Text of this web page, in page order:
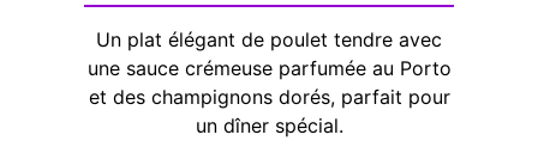
Un plat élégant de poulet tendre avec
une sauce crémeuse parfumée au Porto
et des champignons dorés, parfait pour
un dîner spécial.